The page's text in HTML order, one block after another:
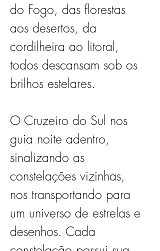
do Fogo, das florestas
aos desertos, da
cordilheira ao litoral,
todos descansam sob os
brilhos estelares.
O Cruzeiro do Sul nos
guia noite adentro,
sinalizando as
constelações vizinhas,
nos transportando para
um universo de estrelas e
desenhos. Cada